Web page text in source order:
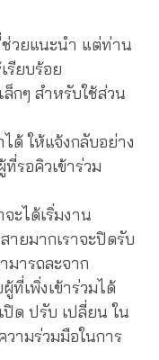
วยแนะนำ แต่ท่าน
รียบร้อย
กๆ สำหรับใช้ส่วน
ด้ ให้แจ้งกลับอย่าง
รอคิวเข้าร่วม
ะได้เริ่มงาน
ยมากเราจะปิดรับ
มารถละจาก
ที่เพิ่งเข้าร่วมได้
ปิด ปรับ เปลี่ยน ใน
ามร่วมมือในการ